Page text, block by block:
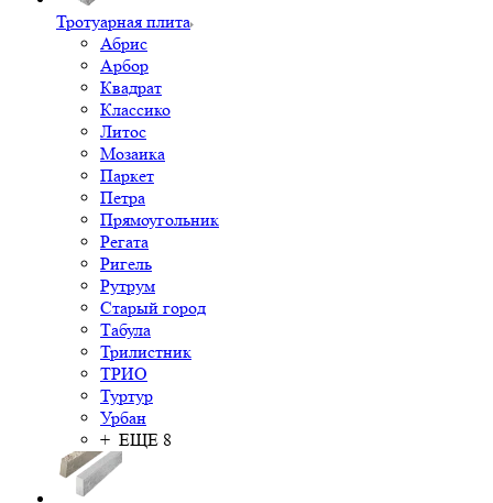
Тротуарная плита
Абрис
Арбор
Квадрат
Классико
Литос
Мозаика
Паркет
Петра
Прямоугольник
Регата
Ригель
Рутрум
Старый город
Табула
Трилистник
ТРИО
Туртур
Урбан
+ ЕЩЕ 8